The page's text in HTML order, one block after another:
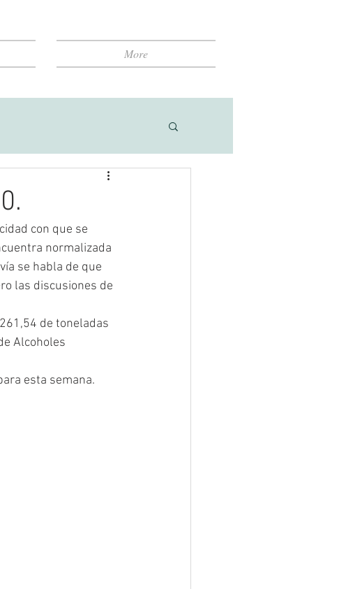
More
con que se
normalizada
se habla de que
las discusiones de
de toneladas
Alcoholes
esta semana.